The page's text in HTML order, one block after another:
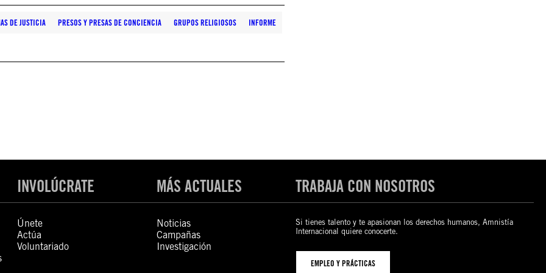
DE JUSTICIA PRESOS Y PRESAS DE CONCIENCIA GRUPOS RELIGIOSOS INFORME
INVOLÚCRATE
Únete
Actúa
Voluntariado
MÁS ACTUALES
Noticias
Campañas
Investigación
TRABAJA CON NOSOTROS
Si tienes talento y te apasionan los derechos humanos, Amnistía
Internacional quiere conocerte.
EMPLEO Y PRÁCTICAS